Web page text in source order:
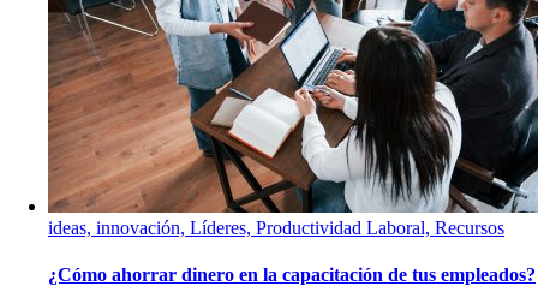
ideas, innovación, Líderes, Productividad Laboral, Recursos
¿Cómo ahorrar dinero en la capacitación de tus empleados?